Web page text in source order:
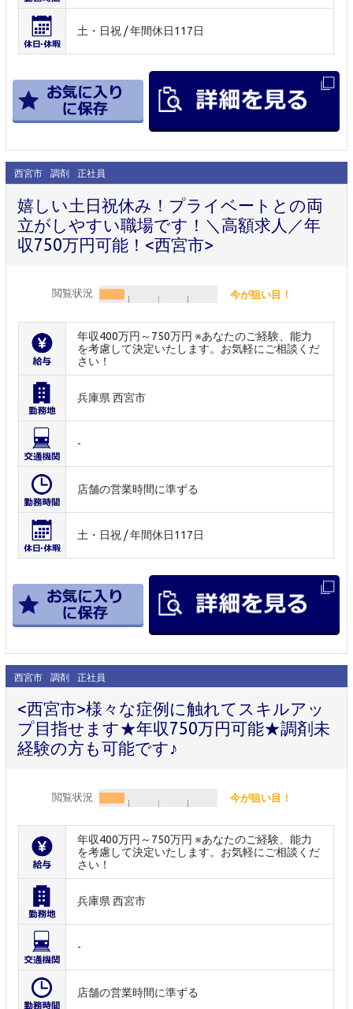
土・日祝 / 年間休日117日
西宮市 調剤 正社員
嬉しい土日祝休み！プライベートとの両
立がしやすい職場です！＼高額求人／年
収750万円可能！<西宮市>
閲覧状況 今が狙い目！
年収400万円～750万円 ※あなたのご経験、能力
を考慮して決定いたします。お気軽にご相談くだ
さい！
兵庫県 西宮市
-
店舗の営業時間に準ずる
土・日祝 / 年間休日117日
西宮市 調剤 正社員
<西宮市>様々な症例に触れてスキルアッ
プ目指せます★年収750万円可能★調剤未
経験の方も可能です♪
閲覧状況 今が狙い目！
年収400万円～750万円 ※あなたのご経験、能力
を考慮して決定いたします。お気軽にご相談くだ
さい！
兵庫県 西宮市
-
店舗の営業時間に準ずる